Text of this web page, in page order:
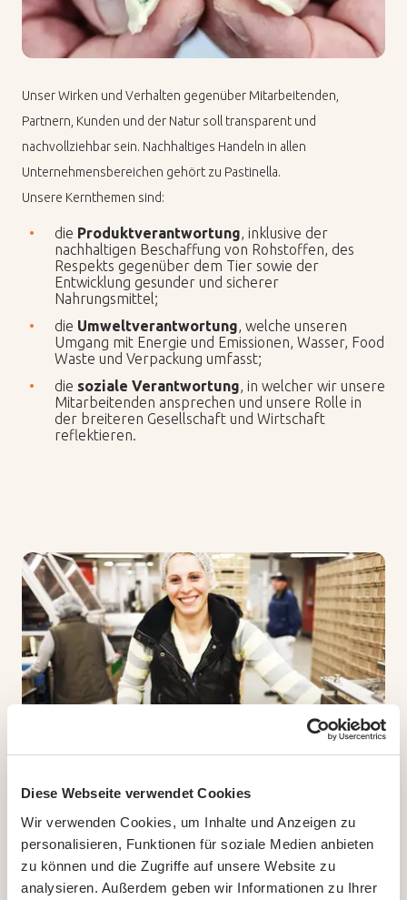
Diese Webseite verwendet Cookies
Wir verwenden Cookies, um Inhalte und Anzeigen zu
personalisieren, Funktionen für soziale Medien anbieten
zu können und die Zugriffe auf unsere Website zu
analysieren. Außerdem geben wir Informationen zu Ihrer
Unser Wirken und Verhalten gegenüber Mitarbeitenden,
Partnern, Kunden und der Natur soll transparent und
nachvollziehbar sein. Nachhaltiges Handeln in allen
Unternehmensbereichen gehört zu Pastinella.
Un­se­re Kern­the­men sind:
die Produktverantwortung, inklusive der
nachhaltigen Beschaffung von Rohstoffen, des
Respekts gegenüber dem Tier sowie der
Entwicklung gesunder und sicherer
Nahrungsmittel;
die Umweltverantwortung, welche unseren
Umgang mit Energie und Emissionen, Wasser, Food
Waste und Verpackung umfasst;
die soziale Verantwortung, in welcher wir unsere
Mitarbeitenden ansprechen und unsere Rolle in
der breiteren Gesellschaft und Wirtschaft
reflektieren.
Die Nachhaltigkeitsstrategie von Pastinella
Das Mutterunternehmen von Pastinella, die ORIOR Gruppe mit
Hauptsitz in Zürich, verfolgt eine gruppenweite
Nachhaltigkeitsstrategie, der sich auch Pastinella mit vollem
Einsatz verpflichtet. Nachhaltigkeit – oder die ORIOR